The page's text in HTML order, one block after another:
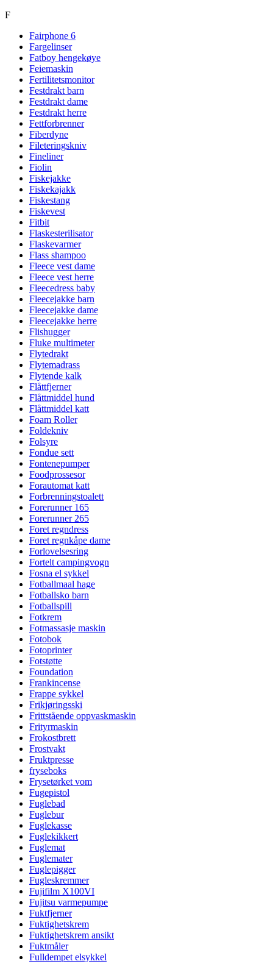
F
Fairphone 6
Fargelinser
Fatboy hengekøye
Feiemaskin
Fertilitetsmonitor
Festdrakt barn
Festdrakt dame
Festdrakt herre
Fettforbrenner
Fiberdyne
Fileteringskniv
Fineliner
Fiolin
Fiskejakke
Fiskekajakk
Fiskestang
Fiskevest
Fitbit
Flaskesterilisator
Flaskevarmer
Flass shampoo
Fleece vest dame
Fleece vest herre
Fleecedress baby
Fleecejakke barn
Fleecejakke dame
Fleecejakke herre
Flishugger
Fluke multimeter
Flytedrakt
Flytemadrass
Flytende kalk
Flåttfjerner
Flåttmiddel hund
Flåttmiddel katt
Foam Roller
Foldekniv
Folsyre
Fondue sett
Fontenepumper
Foodprossesor
Forautomat katt
Forbrenningstoalett
Forerunner 165
Forerunner 265
Foret regndress
Foret regnkåpe dame
Forlovelsesring
Fortelt campingvogn
Fosna el sykkel
Fotballmaal hage
Fotballsko barn
Fotballspill
Fotkrem
Fotmassasje maskin
Fotobok
Fotoprinter
Fotstøtte
Foundation
Frankincense
Frappe sykkel
Frikjøringsski
Frittstående oppvaskmaskin
Frityrmaskin
Frokostbrett
Frostvakt
Fruktpresse
fryseboks
Frysetørket vom
Fugepistol
Fuglebad
Fuglebur
Fuglekasse
Fuglekikkert
Fuglemat
Fuglemater
Fuglepigger
Fugleskremmer
Fujifilm X100VI
Fujitsu varmepumpe
Fuktfjerner
Fuktighetskrem
Fuktighetskrem ansikt
Fuktmåler
Fulldempet elsykkel